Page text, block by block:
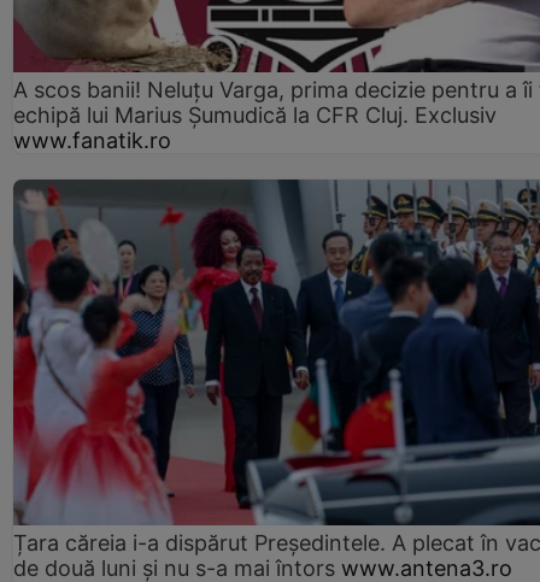
A scos banii! Neluțu Varga, prima decizie pentru a îi
echipă lui Marius Șumudică la CFR Cluj. Exclusiv
www.fanatik.ro
Țara căreia i-a dispărut Președintele. A plecat în
de două luni și nu s-a mai întors www.antena3.ro